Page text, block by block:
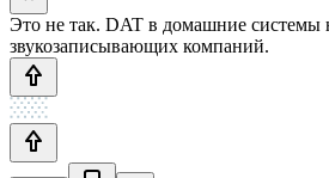
Это не так. DAT в домашние системы
звукозаписывающих компаний.